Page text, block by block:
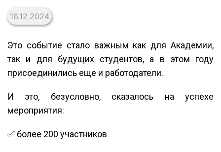
16.12.2024
Это событие стало важным как для Академии,
так и для будущих студентов, а в этом году
присоединились еще и работодатели.
И это, безусловно, сказалось на успехе
мероприятия:
✅ более 200 участников